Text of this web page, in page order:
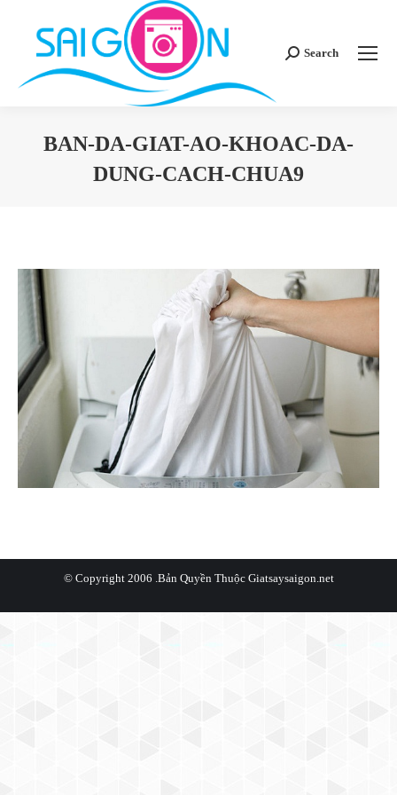
Search:
Search
BAN-DA-GIAT-AO-KHOAC-DA-
DUNG-CACH-CHUA9
© Copyright 2006 .Bản Quyền Thuộc Giatsaysaigon.net